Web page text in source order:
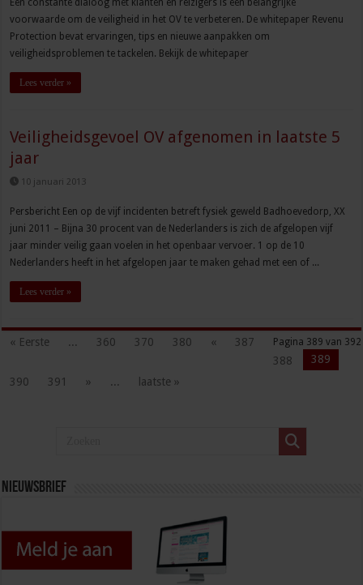
Een constante dialoog met klanten én reizigers is een belangrijke
voorwaarde om de veiligheid in het OV te verbeteren. De whitepaper Revenu
Protection bevat ervaringen, tips en nieuwe aanpakken om
veiligheidsproblemen te tackelen. Bekijk de whitepaper
Lees verder »
Veiligheidsgevoel OV afgenomen in laatste 5
jaar
10 januari 2013
Persbericht Een op de vijf incidenten betreft fysiek geweld Badhoevedorp, XX
juni 2011 – Bijna 30 procent van de Nederlanders is zich de afgelopen vijf
jaar minder veilig gaan voelen in het openbaar vervoer. 1 op de 10
Nederlanders heeft in het afgelopen jaar te maken gehad met een of ...
Lees verder »
Pagina 389 van 392
« Eerste ... 360 370 380 «
387
388
389
390
391 » ... laatste »
Nieuwsbrief